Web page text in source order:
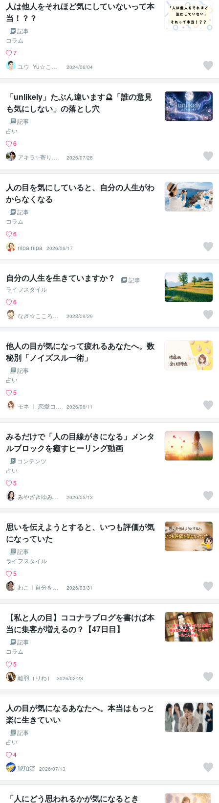
人は他人をそれほど気にしていないって本
当！？？
記事
コラム
7
ユウ_Yu☆ここ
ろのメンテナン
スルーム
2024/06/04
「unlikely」たぶん違います🔮「誰の意見
も気にしない」の落とし穴
記事
占い
6
アキラ✨寄り添
う聴き手 迷い不
安の相談室
2026/07/28
人の目を気にしていると、自分の人生がわ
からなくなる
記事
コラム
6
nipa nipa
2026/06/17
自分の人生を生きていますか？
記事
ライフスタイル
6
なぎ☆こころの
薬箱
2023/09/29
他人の目が気になって疲れるあなたへ。数
秘別「ノイズスルー術」
記事
占い
5
モネ ｜ 恋愛コラ
ムニスト・占い
師
2026/06/11
みるだけで「人の目線がきになる」メンタ
ルブロックを癒すヒーリング動画
コンテンツ
占い
5
みやざきゆみ
こ 未来を叶え
るヒーリング
2026/05/13
思いを伝えようとすると、いつも評価が気
になっていた
記事
ライフスタイル
5
わこ｜自分を大
切に、優しく行
動できる私へ
2026/03/31
【私と人の目】ココナラブログを書けば本
当に集客が増えるの？【47日目】
記事
コラム
5
離羽（りわ）
2026/02/23
人の目が気になるあなたへ。本当はもっと
楽に生きていい
記事
占い
4
琥珀流 2026/07/13
「人にどう思われるかが気になるとき